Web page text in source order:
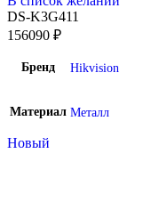
DS-K3G411
156090 ₽
Бренд Hikvision
Материал Металл
Новый